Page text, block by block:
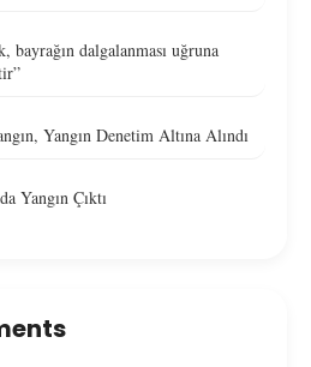
bayrağın dalgalanması uğruna
Yangın Denetim Altına Alındı
Yangın Çıktı